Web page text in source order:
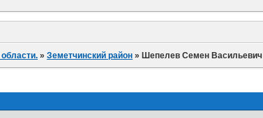
»Земетчинский район » Шепелев Семен Васильевич